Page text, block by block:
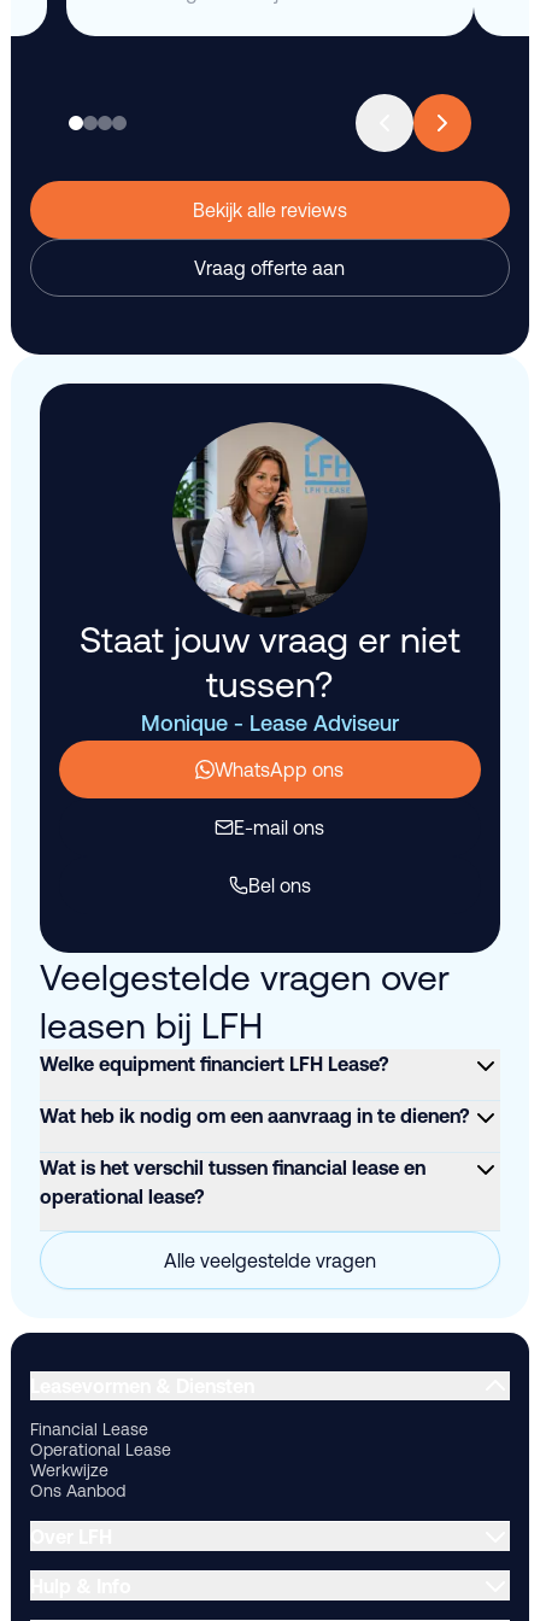
Bekijk alle reviews
Vraag offerte aan
Staat jouw vraag er niet
tussen?
Monique - Lease Adviseur
WhatsApp ons
E-mail ons
Bel ons
Veelgestelde vragen over
leasen bij LFH
Welke equipment financiert LFH Lease?
Wat heb ik nodig om een aanvraag in te dienen?
Wat is het verschil tussen financial lease en
operational lease?
Alle veelgestelde vragen
Financial Lease
Operational Lease
Werkwijze
Ons Aanbod